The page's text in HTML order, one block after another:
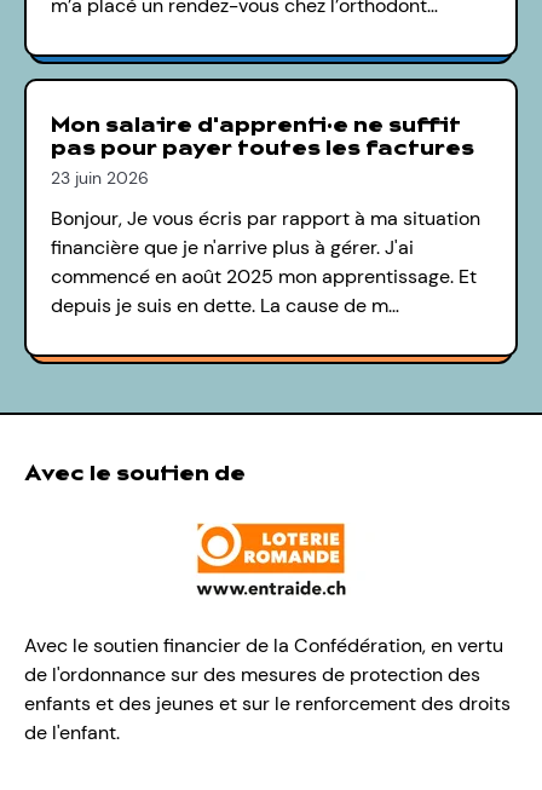
m’a placé un rendez-vous chez l’orthodont…
Mon salaire d'apprenti·e ne suffit
pas pour payer toutes les factures
23 juin 2026
Bonjour, Je vous écris par rapport à ma situation
financière que je n'arrive plus à gérer. J'ai
commencé en août 2025 mon apprentissage. Et
depuis je suis en dette. La cause de m…
Avec le soutien de
Avec le soutien financier de la Confédération, en vertu
de l'ordonnance sur des mesures de protection des
enfants et des jeunes et sur le renforcement des droits
de l'enfant.